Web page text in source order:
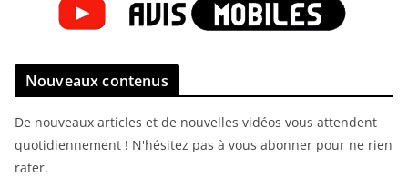
Nouveaux contenus
De nouveaux articles et de nouvelles vidéos vous attendent
quotidiennement ! N'hésitez pas à vous abonner pour ne rien
rater.